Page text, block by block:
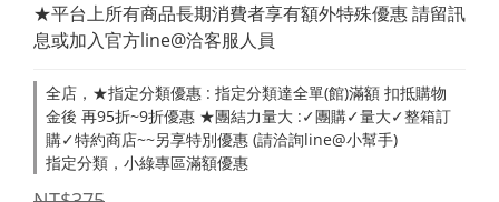
★平台上所有商品長期消費者享有額外特殊優惠 請留訊
息或加入官方line@洽客服人員
全店，★指定分類優惠 : 指定分類達全單(館)滿額 扣抵購物
金後 再95折~9折優惠 ★團結力量大 :✓團購✓量大✓整箱訂
購✓特約商店~~另享特別優惠 (請洽詢line@小幫手)
指定分類，小綠專區滿額優惠